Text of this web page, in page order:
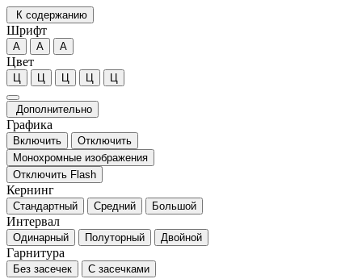
К содержанию
Шрифт
А А А
Цвет
Ц Ц Ц Ц Ц
Дополнительно
Графика
Включить
Отключить
Монохромные изображения
Отключить Flash
Кернинг
Стандартный Средний Большой
Интервал
Одинарный Полуторный Двойной
Гарнитура
Без засечек С засечками